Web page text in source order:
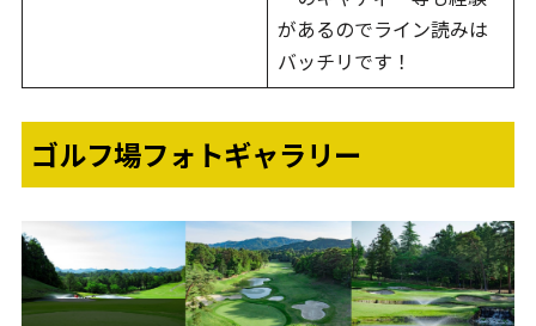
があるのでライン読みは
バッチリです！
ゴルフ場フォトギャラリー